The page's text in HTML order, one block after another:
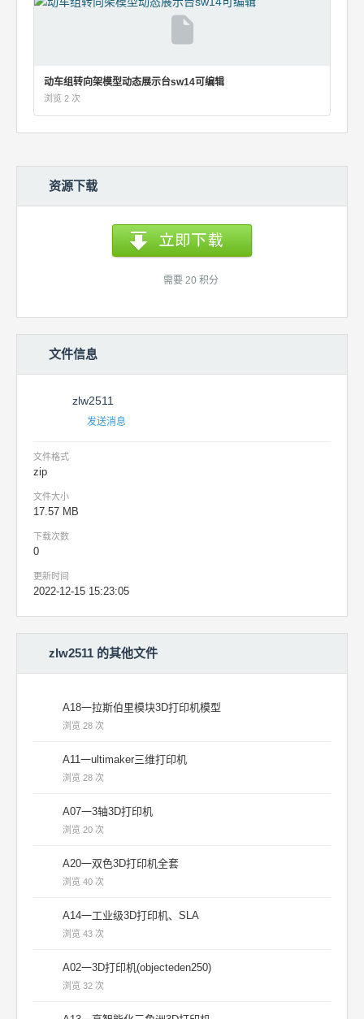
动车组转向架模型动态展示台sw14可编辑
浏览 2 次
资源下载
需要 20 积分
文件信息
zlw2511
发送消息
文件格式
zip
文件大小
17.57 MB
下载次数
0
更新时间
2022-12-15 15:23:05
zlw2511 的其他文件
A18一拉斯伯里模块3D打印机模型
浏览 28 次
A11一ultimaker三维打印机
浏览 28 次
A07一3轴3D打印机
浏览 20 次
A20一双色3D打印机全套
浏览 40 次
A14一工业级3D打印机、SLA
浏览 43 次
A02一3D打印机(objecteden250)
浏览 32 次